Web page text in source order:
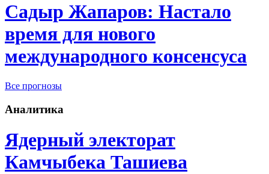
Садыр Жапаров: Настало
время для нового
международного консенсуса
Все прогнозы
Аналитика
Ядерный электорат
Камчыбека Ташиева